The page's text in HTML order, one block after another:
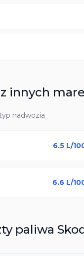
innych
nadwozia
6.5 L/
6.6 L/
paliwa